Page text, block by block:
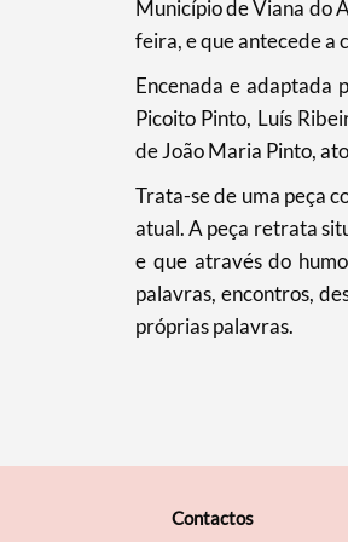
Filtros
Município de Viana do
feira, e que antecede a
Encenada e adaptada
Picoito Pinto, Luís
de João Maria Pinto,
Trata-se de uma peça
atual. A peça retrata
e que através do
palavras, encontros,
próprias palavras.
Contactos